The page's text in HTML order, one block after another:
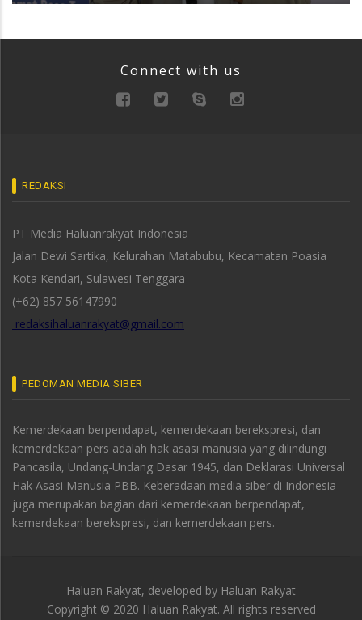
Connect with us
REDAKSI
PT Media Haluanrakyat Indonesia
Jalan Dewi Sartika, Kelurahan Matabubu, Kecamatan Poasia
Kota Kendari, Sulawesi Tenggara
(+62) 857 56147990
redaksihaluanrakyat@gmail.com
PEDOMAN MEDIA SIBER
Kemerdekaan berpendapat, kemerdekaan berekspresi, dan
kemerdekaan pers adalah hak asasi manusia yang dilindungi
Pancasila, Undang-Undang Dasar 1945, dan Deklarasi Universal
Hak Asasi Manusia PBB. Keberadaan media siber di Indonesia
juga merupakan bagian dari kemerdekaan berpendapat,
kemerdekaan berekspresi, dan kemerdekaan pers.
Haluan Rakyat, developed by Haluan Rakyat
Copyright © 2020 Haluan Rakyat. All rights reserved